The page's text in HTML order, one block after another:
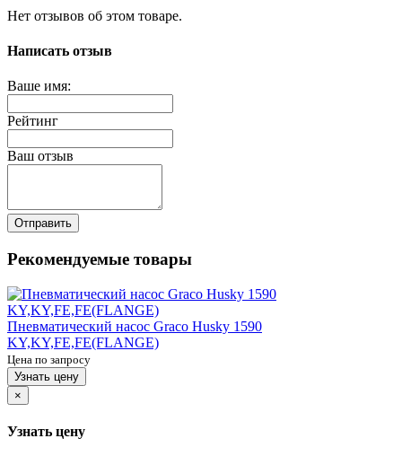
Нет отзывов об этом товаре.
Написать отзыв
Ваше имя:
Рейтинг
Ваш отзыв
Отправить
Рекомендуемые товары
Пневматический насос Graco Husky 1590
KY,KY,FE,FE(FLANGE)
Цена по запросу
Узнать цену
×
Узнать цену